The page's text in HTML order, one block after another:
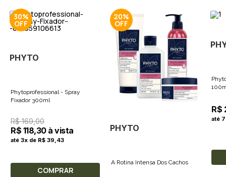
30%
PHYTO
Phytoprofessional - Spray
Fixador 300ml
R$ 169,00
R$ 118,30 à vista
até 3x de R$ 39,43
COMPRAR
20%
PHYTO
A Rotina Intensa Dos Cachos
R$
até